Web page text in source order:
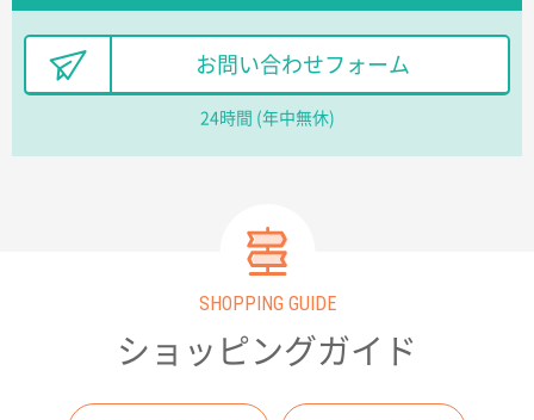
長野県R社様
2026年02月09日 14:27
厚手コットンA4フラットトート ナチュラル
商品がよさそうだったから
コットンバッグM(B4対応)
200枚
お問い合わせフォーム
24時間 (年中無休)
SHOPPING GUIDE
ショッピングガイド